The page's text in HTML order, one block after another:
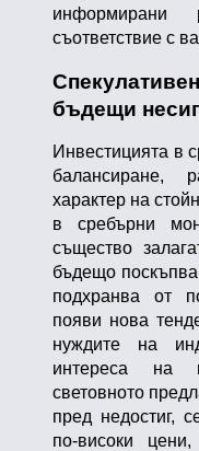
съответствие с
бъдещи
Инвестицията в
балансиране,
характер на
в сребърни
същество
бъдещо
подхранва от
появи нова
нуждите на
интереса на
световното
пред недостиг,
по-високи